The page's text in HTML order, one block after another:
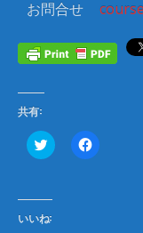
お問合せ
共有:
ク
リ
て
T
w
F
a
いいね: